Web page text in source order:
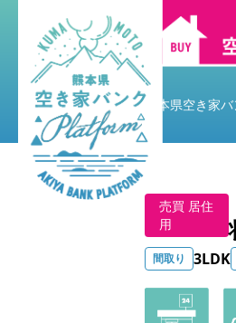
熊本県空き家
売買 居住
用
間取り 3LDK